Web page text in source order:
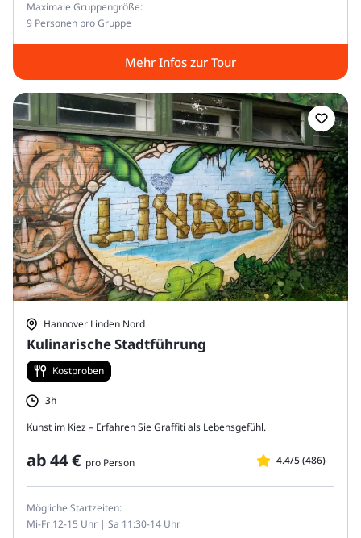
Maximale Gruppengröße:
9 Personen pro Gruppe
Mehr Infos zur Tour
Kulinarische Stadtführung
Hannover Linden Nord
Kostproben
3h
Kunst im Kiez – Erfahren Sie Graffiti als Lebensgefühl.
4.4/5 (486)
ab44 € pro Person
Mögliche Startzeiten:
Mi-Fr 12-15 Uhr | Sa 11:30-14 Uhr